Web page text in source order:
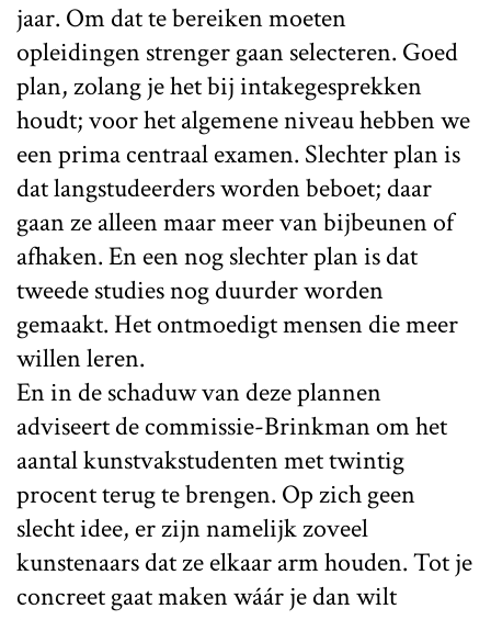
jaar. Om dat te bereiken moeten
opleidingen strenger gaan selecteren. Goed
plan, zolang je het bij intakegesprekken
houdt; voor het algemene niveau hebben we
een prima centraal examen. Slechter plan is
dat langstudeerders worden beboet; daar
gaan ze alleen maar meer van bijbeunen of
afhaken. En een nog slechter plan is dat
tweede studies nog duurder worden
gemaakt. Het ontmoedigt mensen die meer
willen leren.
En in de schaduw van deze plannen
adviseert de commissie-Brinkman om het
aantal kunstvakstudenten met twintig
procent terug te brengen. Op zich geen
slecht idee, er zijn namelijk zoveel
kunstenaars dat ze elkaar arm houden. Tot je
concreet gaat maken wáár je dan wilt